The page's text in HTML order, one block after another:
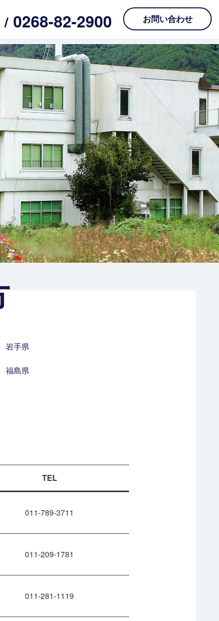
/ 0268-82-2900 お問い合わせ
岩手県
福島県
TEL
011-789-3711
011-209-1781
011-281-1119